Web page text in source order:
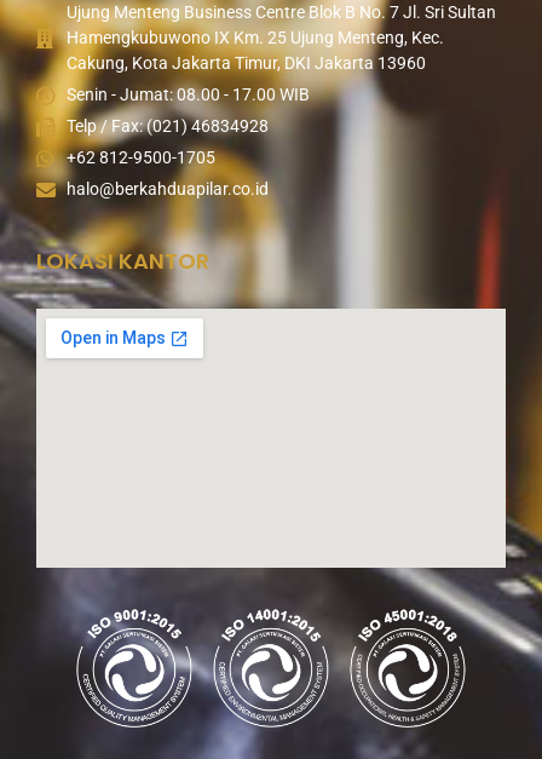
Ujung Menteng Business Centre Blok B No. 7 Jl. Sri Sultan
Hamengkubuwono IX Km. 25 Ujung Menteng, Kec.
Cakung, Kota Jakarta Timur, DKI Jakarta 13960
Senin - Jumat: 08.00 - 17.00 WIB
Telp / Fax: (021) 46834928
+62 812-9500-1705
halo@berkahduapilar.co.id
LOKASI KANTOR